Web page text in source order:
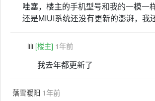
哇塞，楼主的手机型号和我的一模一
还是MIUI系统还没有更新的澎湃，我
lili [楼主] 1年前
我去年都更新了
落雪暖阳 1年前